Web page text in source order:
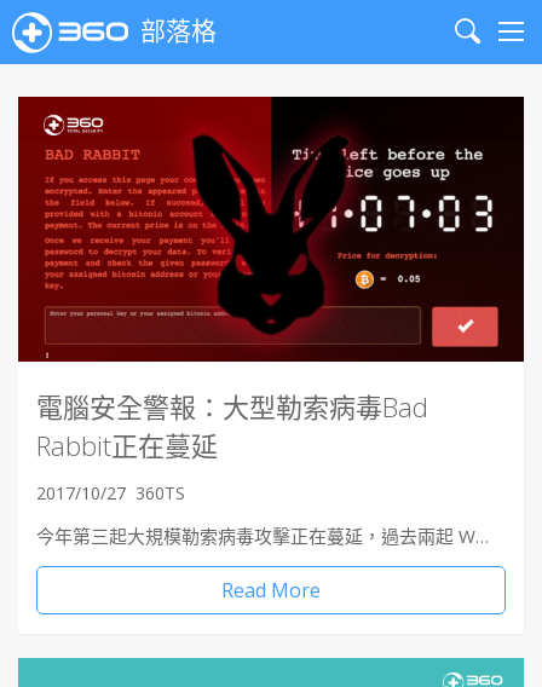
部落格
Search
電腦安全警報：大型勒索病毒Bad
Rabbit正在蔓延
2017/10/27 360TS
今年第三起大規模勒索病毒攻擊正在蔓延，過去兩起 W…
Read More